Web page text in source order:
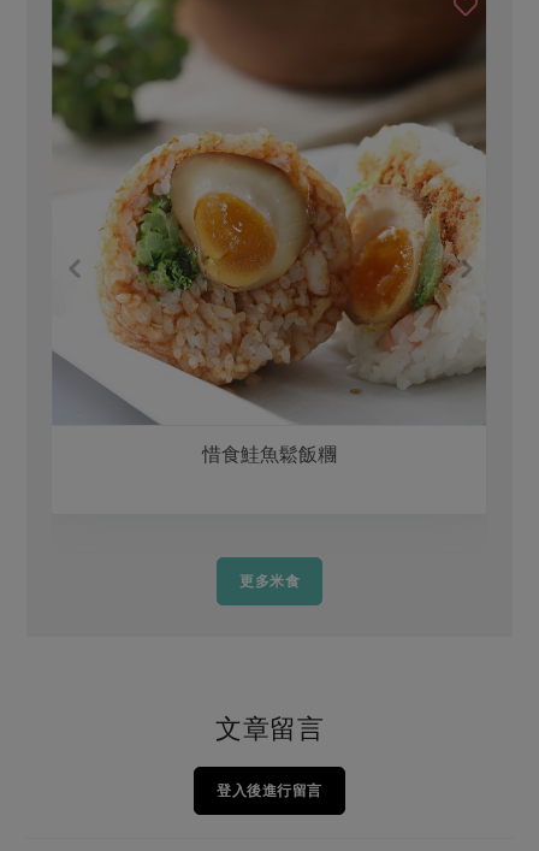
惜食鮭魚鬆飯糰
更多米食
文章留言
登入後進行留言